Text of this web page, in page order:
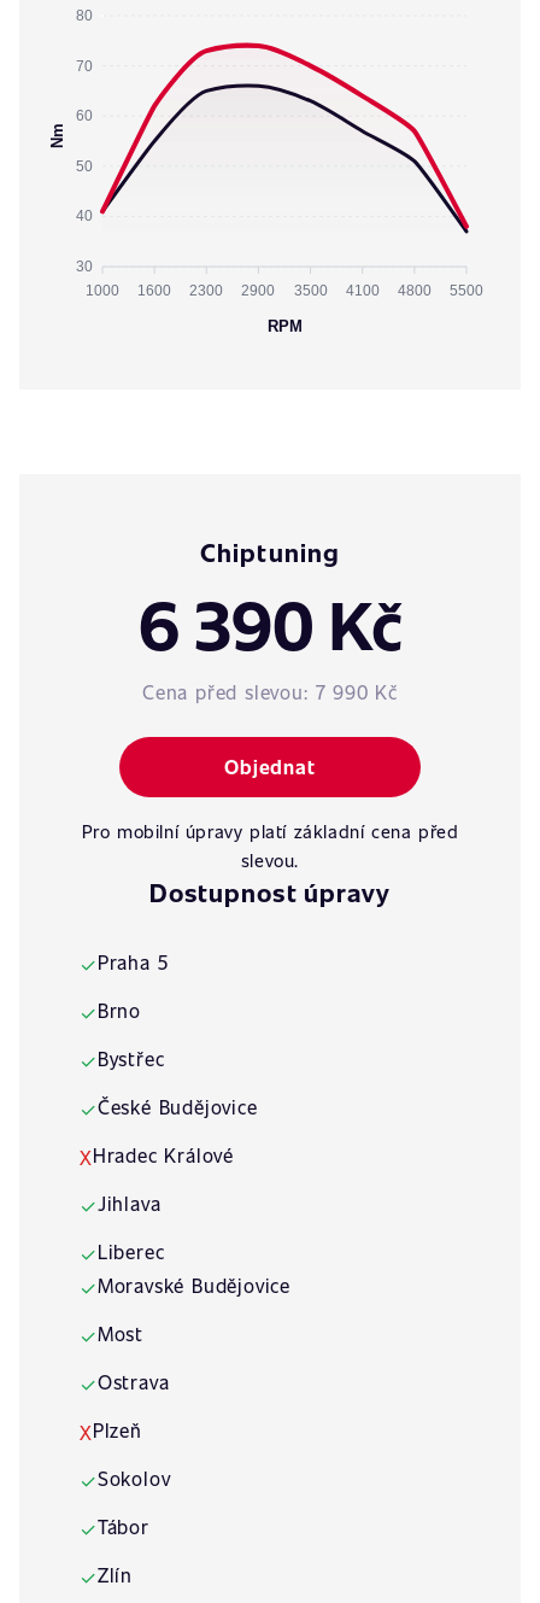
80
70
60
50
40
30
Nm
1000 1600 2300 2900 3500 4100 4800 5500
RPM
Chiptuning
6 390 Kč
Cena před slevou: 7 990 Kč
Objednat
Pro mobilní úpravy platí základní cena před
slevou.
Dostupnost úpravy
✓Praha 5
✓Brno
✓Bystřec
✓České Budějovice
XHradec Králové
✓Jihlava
✓Liberec
✓Moravské Budějovice
✓Most
✓Ostrava
XPlzeň
✓Sokolov
✓Tábor
✓Zlín